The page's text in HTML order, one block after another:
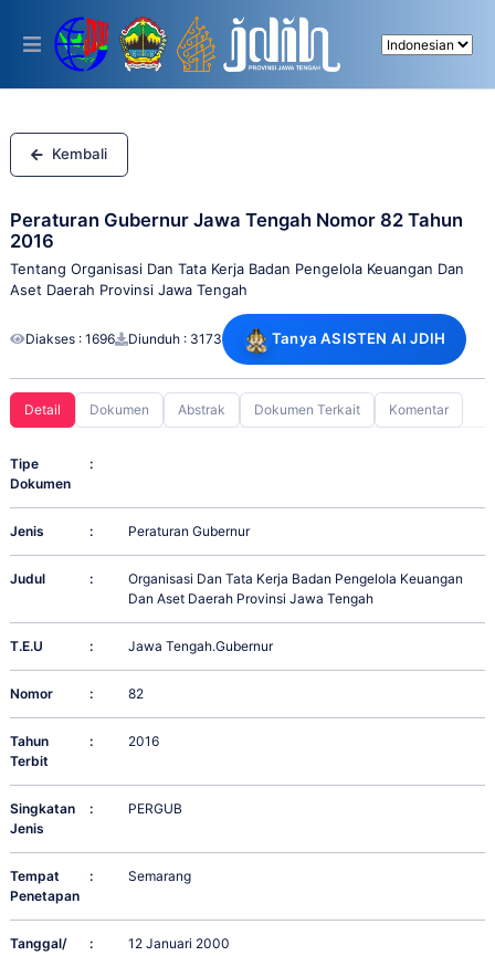
This
includes
accessibility
system.
Kembali
Peraturan Gubernur Jawa Tengah Nomor 82 Tahun
2016
Tentang Organisasi Dan Tata Kerja Badan Pengelola Keuangan Dan
Aset Daerah Provinsi Jawa Tengah
Diakses : 1696 Diunduh : 3173 Tanya ASISTEN AI JDIH
Detail Dokumen Abstrak Dokumen Terkait Komentar
Tipe
Dokumen
:
Jenis : Peraturan Gubernur
Judul :
Organisasi Dan Tata Kerja Badan Pengelola Keuangan
Dan Aset Daerah Provinsi Jawa Tengah
T.E.U : Jawa Tengah.Gubernur
Nomor : 82
Tahun
Terbit
: 2016
Singkatan
Jenis
: PERGUB
Tempat
Penetapan
: Semarang
Tanggal/
: 12 Januari 2000